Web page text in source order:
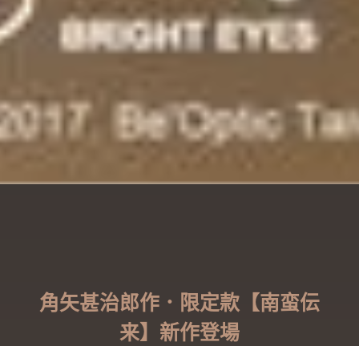
角矢甚治郎作．限定款【南蛮伝
来】新作登場